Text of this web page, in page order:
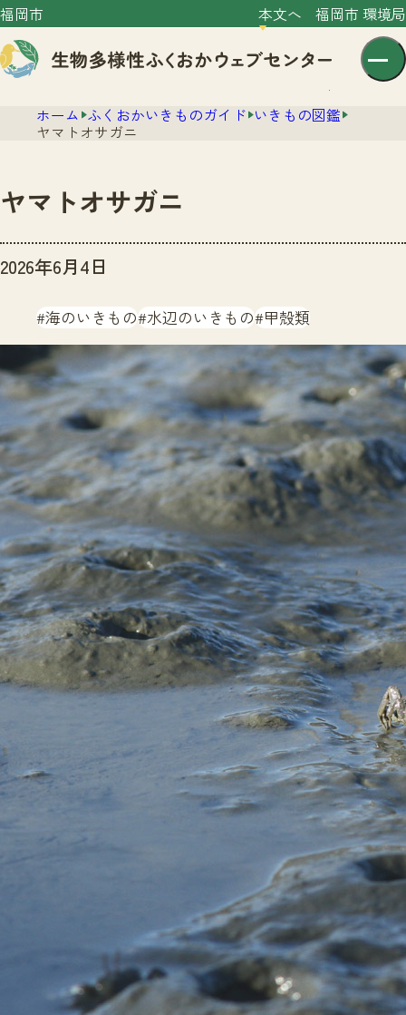
福岡市 本文へ 福岡市 環境局
大
センター紹介
サイトポリシー
プライバシーポリシー
ニュース
ニュースTOP
市の取組み
いきものガイド
いきものガイドTOP
注目のいきもの
生物多様性のめぐみ
いきもの図鑑
おでかけコース
保全アクション
イベント
いきもの調査隊
調査レポート
調査レポートTOP
調査結果
ふくおかいきものマップ
マッチング
マッチングTOP
掲載申し込みフォーム
お問合せ
生物多様性ふくおかウェブセンターとは
サイトマップ
ホーム ふくおかいきものガイド いきもの図鑑
ヤマトオサガニ
ヤマトオサガニ
2026年6月4日
海のいきもの 水辺のいきもの 甲殻類